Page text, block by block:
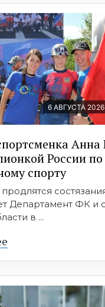
6 АВГУСТА
Анна
России
спорту
продлятся
Департамент ФК и
в ...